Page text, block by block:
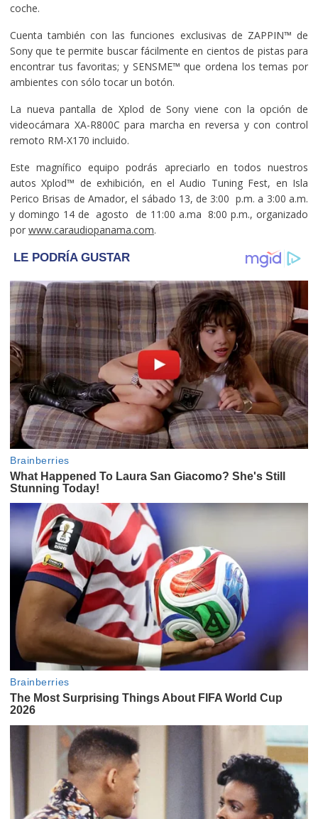
coche.
Cuenta también con las funciones exclusivas de ZAPPIN™ de
Sony que te permite buscar fácilmente en cientos de pistas para
encontrar tus favoritas; y SENSME™ que ordena los temas por
ambientes con sólo tocar un botón.
La nueva pantalla de Xplod de Sony viene con la opción de
videocámara XA-R800C para marcha en reversa y con control
remoto RM-X170 incluido.
Este magnífico equipo podrás apreciarlo en todos nuestros
autos Xplod™ de exhibición, en el Audio Tuning Fest, en Isla
Perico Brisas de Amador, el sábado 13, de 3:00 p.m. a 3:00 a.m.
y domingo 14 de agosto de 11:00 a.ma 8:00 p.m., organizado
por www.caraudiopanama.com.